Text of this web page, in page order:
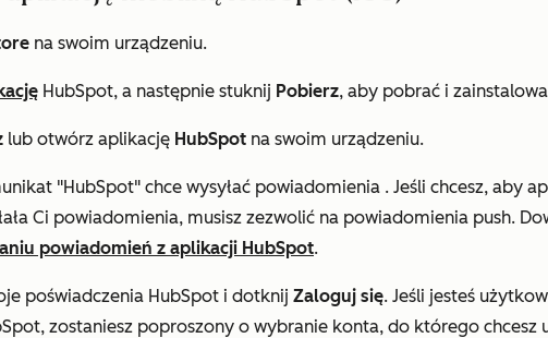
na swoim urządzeniu.
HubSpot, a następnie stuknij Pobierz, aby pobrać i
lub otwórz aplikację HubSpot na swoim urządzeniu.
"HubSpot" chce wysyłać powiadomienia . Jeśli chcesz, aby
Ci powiadomienia, musisz zezwolić na powiadomienia push.
powiadomień z aplikacji HubSpot.
poświadczenia HubSpot i dotknij Zaloguj się. Jeśli jesteś
zostaniesz poproszony o wybranie konta, do którego chcesz